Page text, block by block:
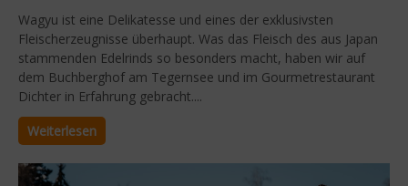
Wagyu ist eine Delikatesse und eines der exklusivsten
Fleischerzeugnisse überhaupt. Was das Fleisch des aus Japan
stammenden Edelrinds so besonders macht, haben wir auf
dem Buchberghof am Tegernsee und im Gourmetrestaurant
Dichter in Erfahrung gebracht....
Weiterlesen